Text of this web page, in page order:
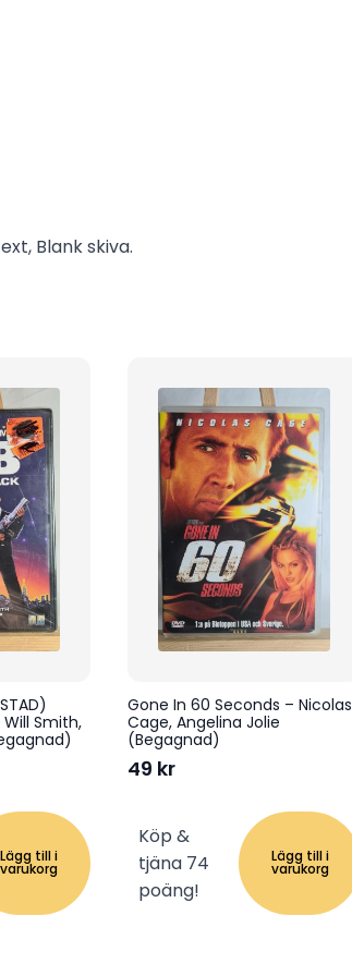
Blank skiva.
Smith,
Lägg till i
varukorg
Gone In 60 Seconds – Nicolas
Cage, Angelina Jolie
(Begagnad)
49 kr
Köp &
tjäna 74
poäng!
Lägg till i
varukorg